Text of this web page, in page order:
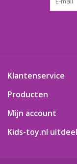
Gevulde capsules &
Snoep /
Klantenservice
Producten
Mijn account
Kids-toy.nl